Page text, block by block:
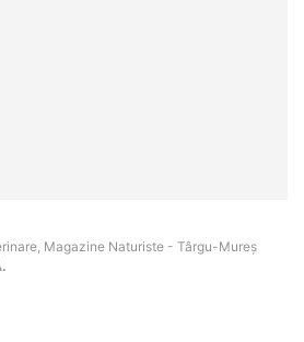
Magazine Naturiste - Târgu-Mureş